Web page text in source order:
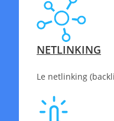
NETLINKING
Le netlinking